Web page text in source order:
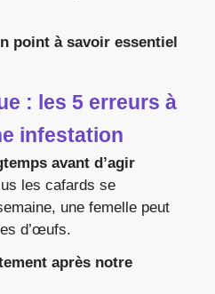
point à savoir essentiel
: les 5 erreurs à
infestation
avant d’agir
les cafards se
une femelle peut
d’œufs.
après notre